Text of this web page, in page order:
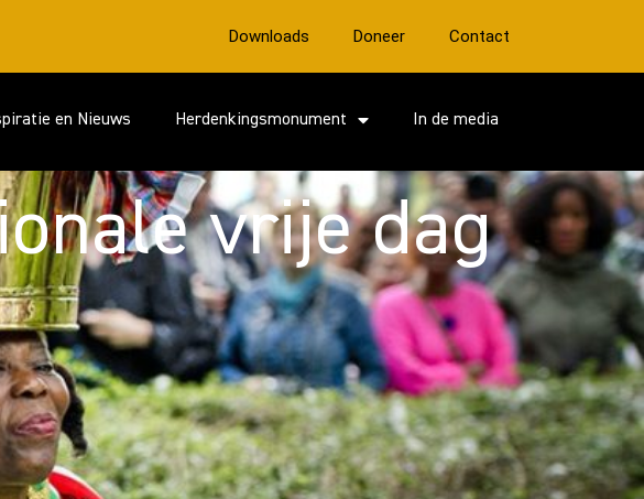
Downloads Doneer Contact
en Nieuws Herdenkingsmonument In de media
vrije dag